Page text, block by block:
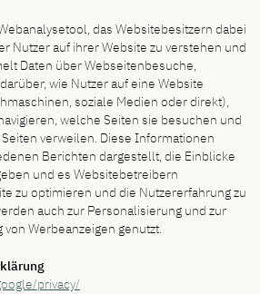
das Websitebesitzern dabei
Nutzer auf ihrer Website zu verstehen und
Daten über Webseitenbesuche,
wie Nutzer auf eine Website
soziale Medien oder direkt),
welche Seiten sie besuchen und
verweilen. Diese Informationen
Berichten dargestellt, die Einblicke
und es Websitebetreibern
zu optimieren und die Nutzererfahrung zu
auch zur Personalisierung und zur
Werbeanzeigen genutzt.
privacy/